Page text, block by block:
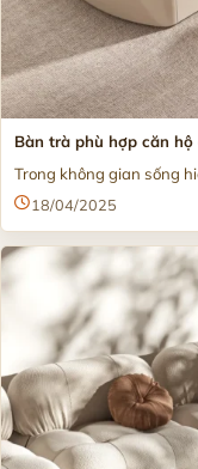
Bàn trà phù hợp căn
Trong không gian sống
18/04/2025